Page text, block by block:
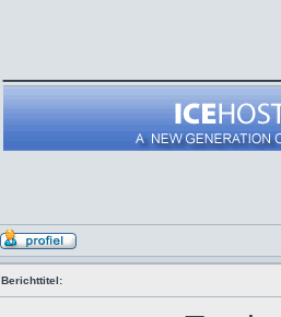
Berichttitel: